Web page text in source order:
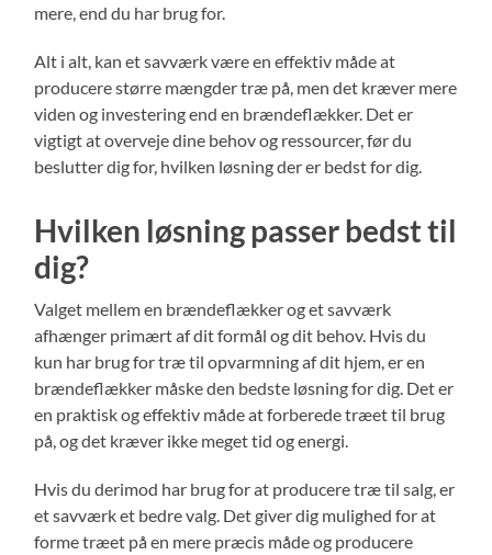
mere, end du har brug for.
Alt i alt, kan et savværk være en effektiv måde at
producere større mængder træ på, men det kræver mere
viden og investering end en brændeflækker. Det er
vigtigt at overveje dine behov og ressourcer, før du
beslutter dig for, hvilken løsning der er bedst for dig.
Hvilken løsning passer bedst til
dig?
Valget mellem en brændeflækker og et savværk
afhænger primært af dit formål og dit behov. Hvis du
kun har brug for træ til opvarmning af dit hjem, er en
brændeflækker måske den bedste løsning for dig. Det er
en praktisk og effektiv måde at forberede træet til brug
på, og det kræver ikke meget tid og energi.
Hvis du derimod har brug for at producere træ til salg, er
et savværk et bedre valg. Det giver dig mulighed for at
forme træet på en mere præcis måde og producere